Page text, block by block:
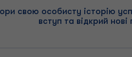
свою особисту історію
вступ та відкрий нові